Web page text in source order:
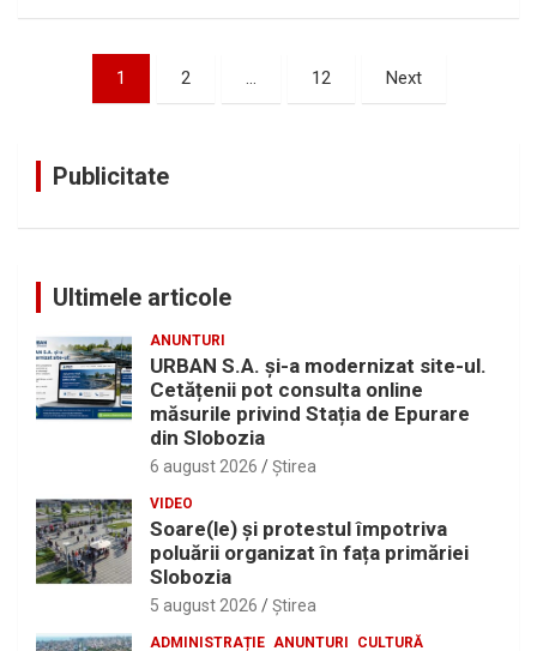
Paginație
articole
1 2 … 12 Next
Publicitate
Ultimele articole
ANUNTURI
URBAN S.A. și-a modernizat site-ul.
Cetățenii pot consulta online
măsurile privind Stația de Epurare
din Slobozia
6 august 2026 Ştirea
VIDEO
Soare(le) și protestul împotriva
poluării organizat în fața primăriei
Slobozia
5 august 2026 Ştirea
ADMINISTRAȚIE ANUNTURI CULTURĂ